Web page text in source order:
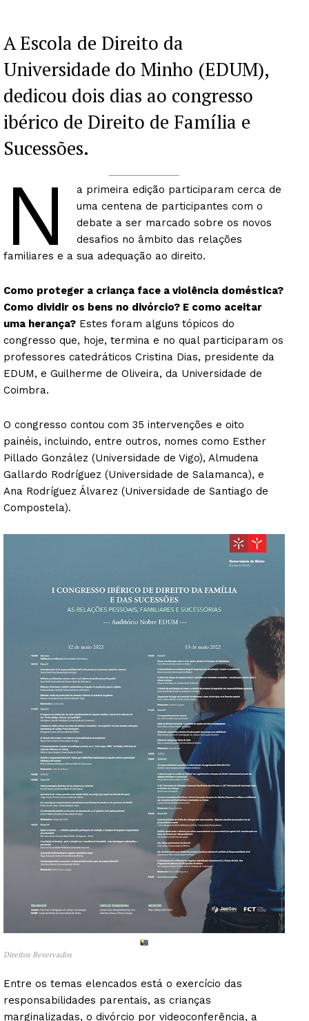
A Escola de Direito da
Universidade do Minho (EDUM),
dedicou dois dias ao congresso
ibérico de Direito de Família e
Sucessões.
N
a primeira edição participaram cerca de
uma centena de participantes com o
debate a ser marcado sobre os novos
desafios no âmbito das relações
familiares e a sua adequação ao direito.
Como proteger a criança face a violência doméstica?
Como dividir os bens no divórcio? E como aceitar
uma herança? Estes foram alguns tópicos do
congresso que, hoje, termina e no qual participaram os
professores catedráticos Cristina Dias, presidente da
EDUM, e Guilherme de Oliveira, da Universidade de
Coimbra.
O congresso contou com 35 intervenções e oito
painéis, incluindo, entre outros, nomes como Esther
Pillado González (Universidade de Vigo), Almudena
Gallardo Rodríguez (Universidade de Salamanca), e
Ana Rodríguez Álvarez (Universidade de Santiago de
Compostela).
Direitos Reservados
Entre os temas elencados está o exercício das
responsabilidades parentais, as crianças
marginalizadas, o divórcio por videoconferência, a